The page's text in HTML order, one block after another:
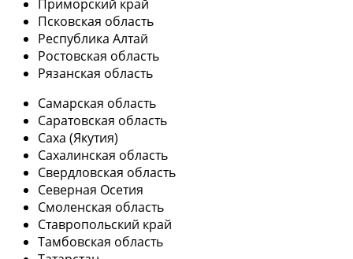
Приморский край
Псковская область
Республика Алтай
Ростовская область
Рязанская область
Самарская область
Саратовская область
Саха (Якутия)
Сахалинская область
Свердловская область
Северная Осетия
Смоленская область
Ставропольский край
Тамбовская область